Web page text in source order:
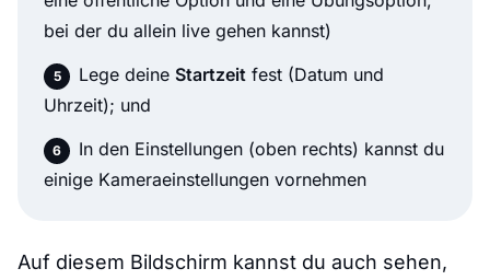
bei der du allein live gehen kannst)
Lege deine Startzeit fest (Datum und
Uhrzeit); und
In den Einstellungen (oben rechts) kannst du
einige Kameraeinstellungen vornehmen
Auf diesem Bildschirm kannst du auch sehen,